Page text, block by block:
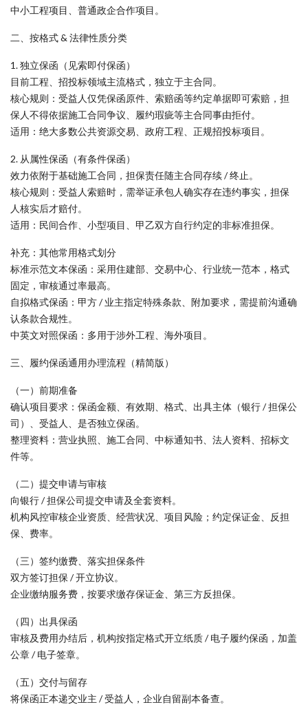
中小工程项目、普通政企合作项目。
二、按格式 & 法律性质分类
1. 独立保函（见索即付保函）
目前工程、招投标领域主流格式，独立于主合同。
核心规则：受益人仅凭保函原件、索赔函等约定单据即可索赔，担
保人不得依据施工合同争议、履约瑕疵等主合同事由拒付。
适用：绝大多数公共资源交易、政府工程、正规招投标项目。
2. 从属性保函（有条件保函）
效力依附于基础施工合同，担保责任随主合同存续 / 终止。
核心规则：受益人索赔时，需举证承包人确实存在违约事实，担保
人核实后才赔付。
适用：民间合作、小型项目、甲乙双方自行约定的非标准担保。
补充：其他常用格式划分
标准示范文本保函：采用住建部、交易中心、行业统一范本，格式
固定，审核通过率最高。
自拟格式保函：甲方 / 业主指定特殊条款、附加要求，需提前沟通确
认条款合规性。
中英文对照保函：多用于涉外工程、海外项目。
三、履约保函通用办理流程（精简版）
（一）前期准备
确认项目要求：保函金额、有效期、格式、出具主体（银行 / 担保公
司）、受益人、是否独立保函。
整理资料：营业执照、施工合同、中标通知书、法人资料、招标文
件等。
（二）提交申请与审核
向银行 / 担保公司提交申请及全套资料。
机构风控审核企业资质、经营状况、项目风险；约定保证金、反担
保、费率。
（三）签约缴费、落实担保条件
双方签订担保 / 开立协议。
企业缴纳服务费，按要求缴存保证金、第三方反担保。
（四）出具保函
审核及费用办结后，机构按指定格式开立纸质 / 电子履约保函，加盖
公章 / 电子签章。
（五）交付与留存
将保函正本递交业主 / 受益人，企业自留副本备查。